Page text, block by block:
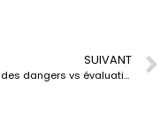
SUIVANT
Etude des dangers vs évaluation des risques : quelles différences ?